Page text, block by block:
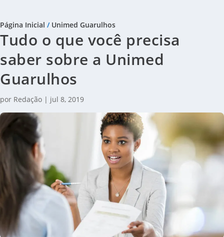
Página Inicial / Unimed Guarulhos
Tudo o que você precisa
saber sobre a Unimed
Guarulhos
por Redação | jul 8, 2019